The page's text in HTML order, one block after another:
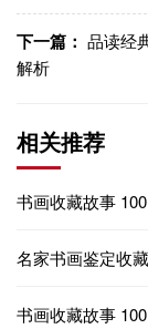
下一篇： 品读经
解析
相关推荐
书画收藏故事
名家书画鉴定收
书画收藏故事